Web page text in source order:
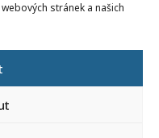
stránek a našich
pedagogický institut ČR
náměstí 25
Praha 1